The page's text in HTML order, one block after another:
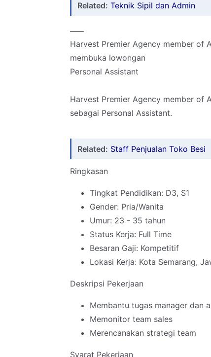
Related: Teknik Sipil dan Admin
Harvest Premier Agency member of
membuka lowongan
Personal Assistant
Harvest Premier Agency member of
sebagai Personal Assistant.
Related: Staff Penjualan Toko Besi
Ringkasan
Tingkat Pendidikan: D3, S1
Gender: Pria/Wanita
Umur: 23 - 35 tahun
Status Kerja: Full Time
Besaran Gaji: Kompetitif
Lokasi Kerja: Kota Semarang,
Deskripsi Pekerjaan
Membantu tugas manager dan
Memonitor team sales
Merencanakan strategi team
Syarat Pekerjaan